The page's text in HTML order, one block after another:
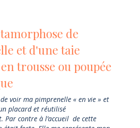
de
et d'une taie
trousse ou poupée
de voir ma pimprenelle « en vie » et
placard et réutilisé
Par contre à l’accueil de cette